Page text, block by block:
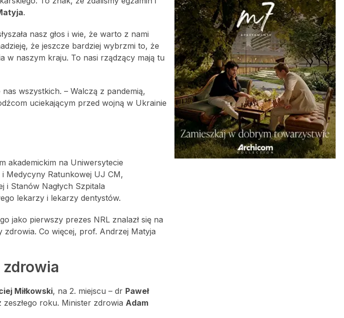
.
nasz głos i wie, że warto z nami
że jeszcze bardziej wybrzmi to, że
w naszym kraju. To nasi rządzący mają tu
wszystkich. – Walczą z pandemią,
uciekającym przed wojną w Ukrainie
akademickim na Uniwersytecie
Medycyny Ratunkowej UJ CM,
i Stanów Nagłych Szpitala
lekarzy i lekarzy dentystów.
jako pierwszy prezes NRL znalazł się na
Co więcej, prof. Andrzej Matyja
Miłkowski, na 2. miejscu – dr Paweł
roku. Minister zdrowia Adam